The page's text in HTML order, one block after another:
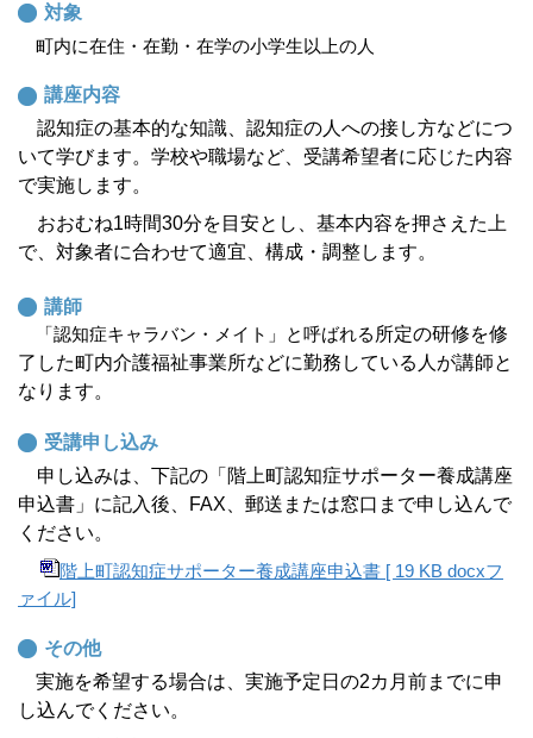
対象
町内に在住・在勤・在学の小学生以上の人
講座内容
認知症の基本的な知識、認知症の人への接し方などにつ
いて学びます。学校や職場など、受講希望者に応じた内容
で実施します。
おおむね1時間30分を目安とし、基本内容を押さえた上
で、対象者に合わせて適宜、構成・調整します。
講師
「認知症キャラバン・メイト」と呼ばれる 所定の研修を修
了した町内介護福祉事業所などに勤務している人が講師と
なります。
受講申し込み
申し込みは、下記の「階上町認知症サポーター養成講座
申込書」に記入後、
FAX 、郵送または窓口まで申し込んで
ください。
階上町認知症サポーター養成講座申込書 [ 19 KB docxフ
ァイル]
その他
実施を希望する場合は、実施予定日の2カ月前までに申
し込んでください。